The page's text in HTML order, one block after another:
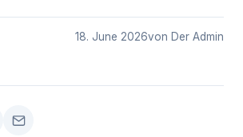
18. June 2026von Der Admin